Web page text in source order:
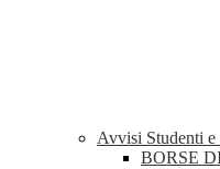
Avvisi Studenti
BORSE